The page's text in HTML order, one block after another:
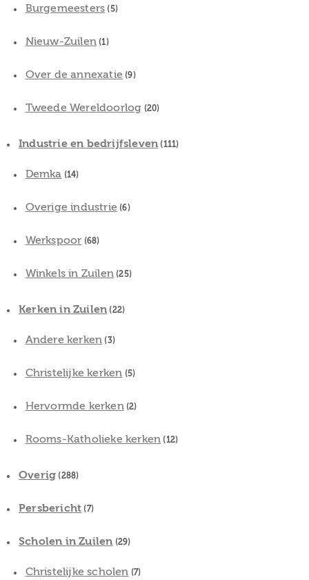
Burgemeesters (5)
Nieuw-Zuilen (1)
Over de annexatie (9)
Tweede Wereldoorlog (20)
Industrie en bedrijfsleven (111)
Demka (14)
Overige industrie (6)
Werkspoor (68)
Winkels in Zuilen (25)
Kerken in Zuilen (22)
Andere kerken (3)
Christelijke kerken (5)
Hervormde kerken(2)
Rooms-Katholieke kerken (12)
Overig (288)
Persbericht (7)
Scholen in Zuilen (29)
Christelijke scholen (7)